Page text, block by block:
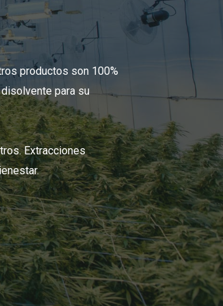
productos son 100%
para su
Extracciones